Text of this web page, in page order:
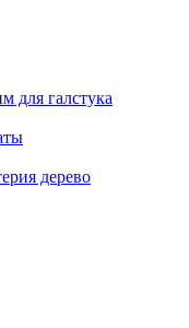
для галстука
дерево